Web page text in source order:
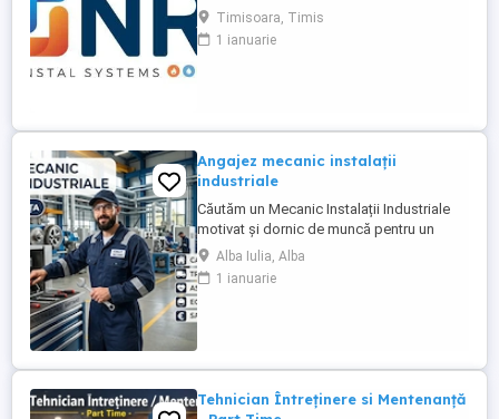
Programul de lucru : luni-vineri de la 8-17.
Se ofera conditii avantajoase de lucru si
salariu atractiv. Criteriul dupa care se
Timisoara, Timis
1 ianuarie
Angajez mecanic instalații
industriale
Căutăm un Mecanic Instalații Industriale
motivat și dornic de muncă pentru un
proiect derulat în Auxerre, Franța. Ce îți
oferim: -Pachet salarial atractiv (în funcție
de experiență și calificare) -Cazare
Alba Iulia, Alba
1 ianuarie
Tehnician Întreținere si Mentenanță